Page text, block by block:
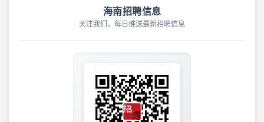
海南招聘信息
关注我们，每日推送最新招聘信息